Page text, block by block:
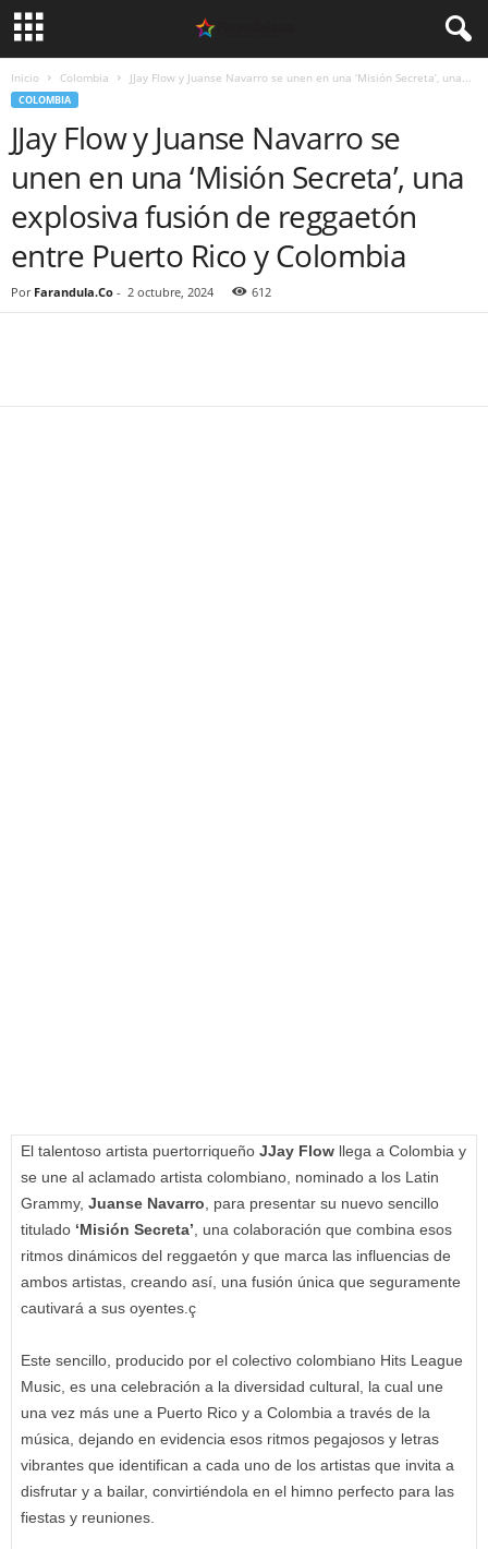
Inicio Colombia JJay Flow y Juanse Navarro se unen en una ‘Misión Secreta’, una...
COLOMBIA
JJay Flow y Juanse Navarro se
unen en una ‘Misión Secreta’, una
explosiva fusión de reggaetón
entre Puerto Rico y Colombia
Por Farandula.Co - 2 octubre, 2024 612
El talentoso artista puertorriqueño JJay Flow llega a Colombia y
se une al aclamado artista colombiano, nominado a los Latin
Grammy, Juanse Navarro , para presentar su nuevo sencillo
titulado ‘Misión Secreta’ , una colaboración que combina esos
ritmos dinámicos del reggaetón y que marca las influencias de
ambos artistas, creando así, una fusión única que seguramente
cautivará a sus oyentes.ç
Este sencillo, producido por el colectivo colombiano Hits League
Music, es una celebración a la diversidad cultural, la cual une
una vez más une a Puerto Rico y a Colombia a través de la
música, dejando en evidencia esos ritmos pegajosos y letras
vibrantes que identifican a cada uno de los artistas que invita a
disfrutar y a bailar, convirtiéndola en el himno perfecto para las
fiestas y reuniones.